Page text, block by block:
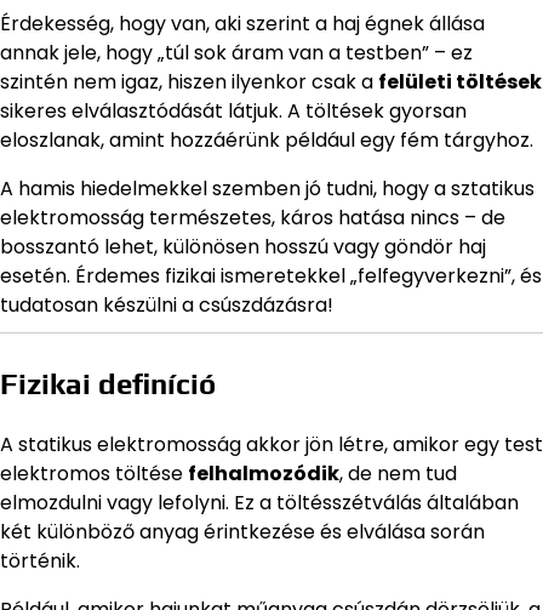
Érdekesség, hogy van, aki szerint a haj égnek állása
annak jele, hogy „túl sok áram van a testben” – ez
szintén nem igaz, hiszen ilyenkor csak a felületi töltések
sikeres elválasztódását látjuk. A töltések gyorsan
eloszlanak, amint hozzáérünk például egy fém tárgyhoz.
A hamis hiedelmekkel szemben jó tudni, hogy a sztatikus
elektromosság természetes, káros hatása nincs – de
bosszantó lehet, különösen hosszú vagy göndör haj
esetén. Érdemes fizikai ismeretekkel „felfegyverkezni”, és
tudatosan készülni a csúszdázásra!
Fizikai definíció
A statikus elektromosság akkor jön létre, amikor egy test
elektromos töltése felhalmozódik, de nem tud
elmozdulni vagy lefolyni. Ez a töltésszétválás általában
két különböző anyag érintkezése és elválása során
történik.